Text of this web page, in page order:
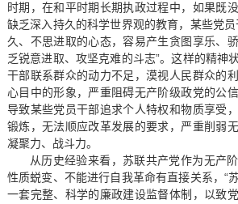
时期，在和平时期长期执政过程中，如果既
缺乏深入持久的科学世界观的教育，某些党员
久、不思进取的心态，容易产生贪图享乐、
乏锐意进取、攻坚克难的斗志”。这样的精神
干部联系群众的动力不足，漠视人民群众的
心目中的形象，严重阻碍无产阶级政党的公
导致某些党员干部追求个人特权和物质享受
锻炼，无法顺应改革发展的要求，严重削弱
凝聚力、战斗力。
从历史经验来看，苏联共产党作为无产
性质蜕变、不能进行自我革命有直接关系，“
一套完整、科学的廉政建设监督体制，以致